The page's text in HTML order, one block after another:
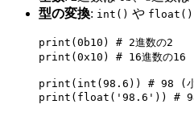
型の変換: int() や float()
print ( 0b10 ) # 2進数の2
print ( 0x10 ) # 16進数の16
print ( int ( 98.6 )) # 98 (小
print ( float ( ' 98.6 ' )) #